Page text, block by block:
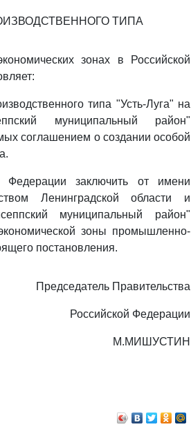
ТИПА
зонах в Российской
типа "Усть-Луга" на
муниципальный район"
соглашением о создании особой
Федерации заключить от имени
Ленинградской области и
муниципальный район"
зоны промышленно-
постановления.
Председатель Правительства
Российской Федерации
М.МИШУСТИН